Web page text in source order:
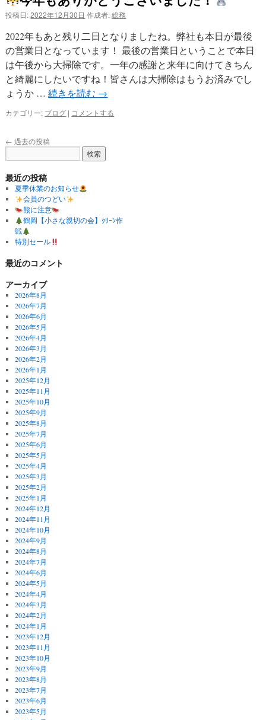
投稿日: 2022年12月30日 作成者: 総務
2022年もあと残り二日となりましたね。弊社も本日が最後
の営業日となっています！ 最後の営業日ということで本日
は午後から大掃除です。一年の感謝と来年に向けてきちん
と綺麗にしたいですね！皆さんは大掃除はもうお済みでし
ょうか …続きを読む →
カテゴリー: ブログ | コメントする
← 過去の投稿
最近の投稿
夏季休業のお知らせ
会員のつどい
熊に注意
鶴岡【小さな親切の会】ｸﾘｰﾝ作
戦
特別セール
最近のコメント
アーカイブ
2026年8月
2026年7月
2026年6月
2026年5月
2026年4月
2026年3月
2026年2月
2026年1月
2025年12月
2025年11月
2025年10月
2025年9月
2025年8月
2025年7月
2025年6月
2025年5月
2025年4月
2025年3月
2025年2月
2025年1月
2024年12月
2024年11月
2024年10月
2024年9月
2024年8月
2024年7月
2024年6月
2024年5月
2024年4月
2024年3月
2024年2月
2024年1月
2023年12月
2023年11月
2023年10月
2023年9月
2023年8月
2023年7月
2023年6月
2023年5月